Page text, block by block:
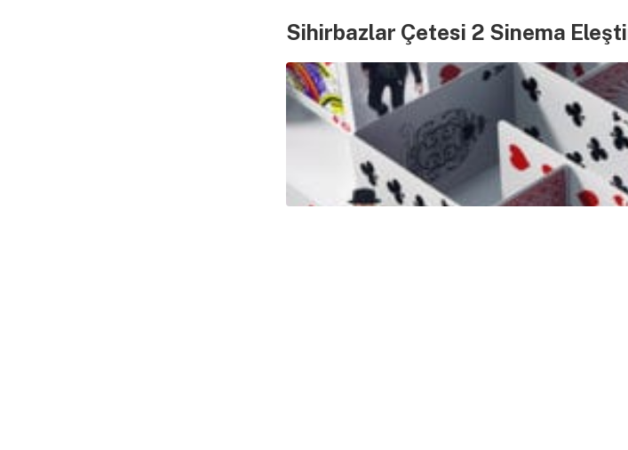
Sihirbazlar Çetesi 2 Sinema